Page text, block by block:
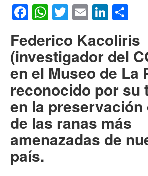
Facebook
WhatsApp
Twitter
Email
Federico Kacoliris
(investigador del
en el Museo de La
reconocido por su
en la preservación
de las ranas más
amenazadas de
país.